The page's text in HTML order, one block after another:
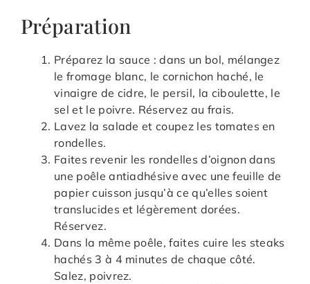
Préparation
Préparez la sauce : dans un bol, mélangez
le fromage blanc, le cornichon haché, le
vinaigre de cidre, le persil, la ciboulette, le
sel et le poivre. Réservez au frais.
Lavez la salade et coupez les tomates en
rondelles.
Faites revenir les rondelles d’oignon dans
une poêle antiadhésive avec une feuille de
papier cuisson jusqu’à ce qu’elles soient
translucides et légèrement dorées.
Réservez.
Dans la même poêle, faites cuire les steaks
hachés 3 à 4 minutes de chaque côté.
Salez, poivrez.